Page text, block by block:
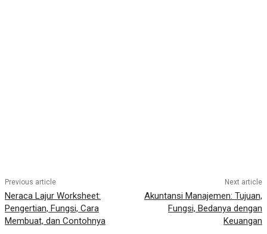
Previous article
Neraca Lajur Worksheet:
Pengertian, Fungsi, Cara
Membuat, dan Contohnya
Next article
Akuntansi Manajemen: Tujuan,
Fungsi, Bedanya dengan
Keuangan